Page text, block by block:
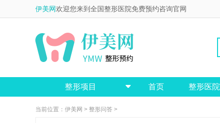
伊美网欢迎您来到全国整形医院免费预约咨询官网
整形项目  首页 整形医院
当前位置： 伊美网 > 整形问答 >